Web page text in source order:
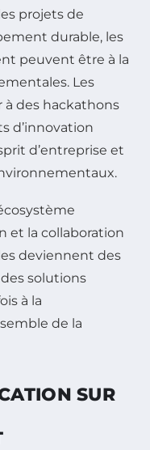
projets de
durable, les
peuvent être à la
Les
des hackathons
d’innovation
d’entreprise et
et la collaboration
deviennent des
solutions
à la
de la
SUR